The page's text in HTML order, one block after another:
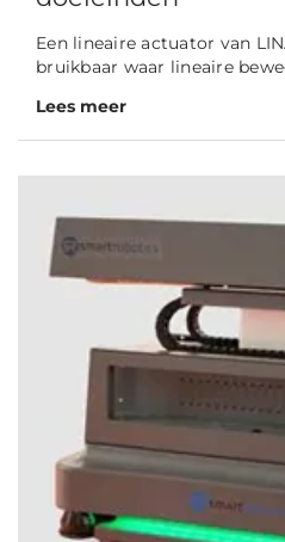
Een lineaire actuator van
bruikbaar waar lineaire
Lees meer